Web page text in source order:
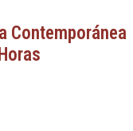
Contemporánea